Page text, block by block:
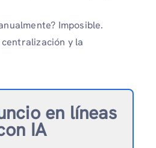
Imposible.
y la
en líneas
IA